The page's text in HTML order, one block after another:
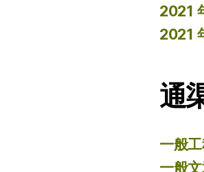
2021
2021
通
一般
一般